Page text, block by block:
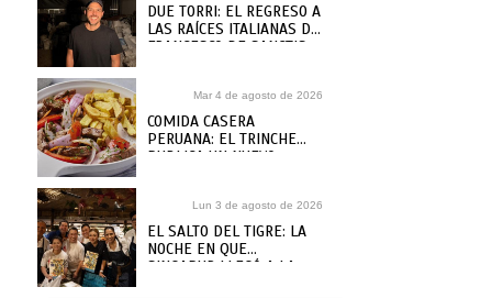
DUE TORRI: EL REGRESO A
LAS RAÍCES ITALIANAS DE
FRANCESCO DE SANCTIS
Mar 4 de agosto de 2026
COMIDA CASERA
PERUANA: EL TRINCHE
PUBLICA UN NUEVO
Lun 3 de agosto de 2026
EL SALTO DEL TIGRE: LA
NOCHE EN QUE
SINGAPUR LLEGÓ A LA